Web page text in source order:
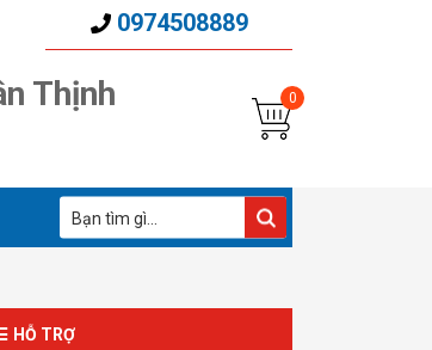
0974508889
Thịnh
HỖ TRỢ